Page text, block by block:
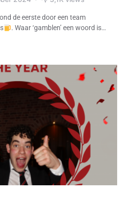
de eerste door een team
. Waar ‘gamblen’ een woord is…